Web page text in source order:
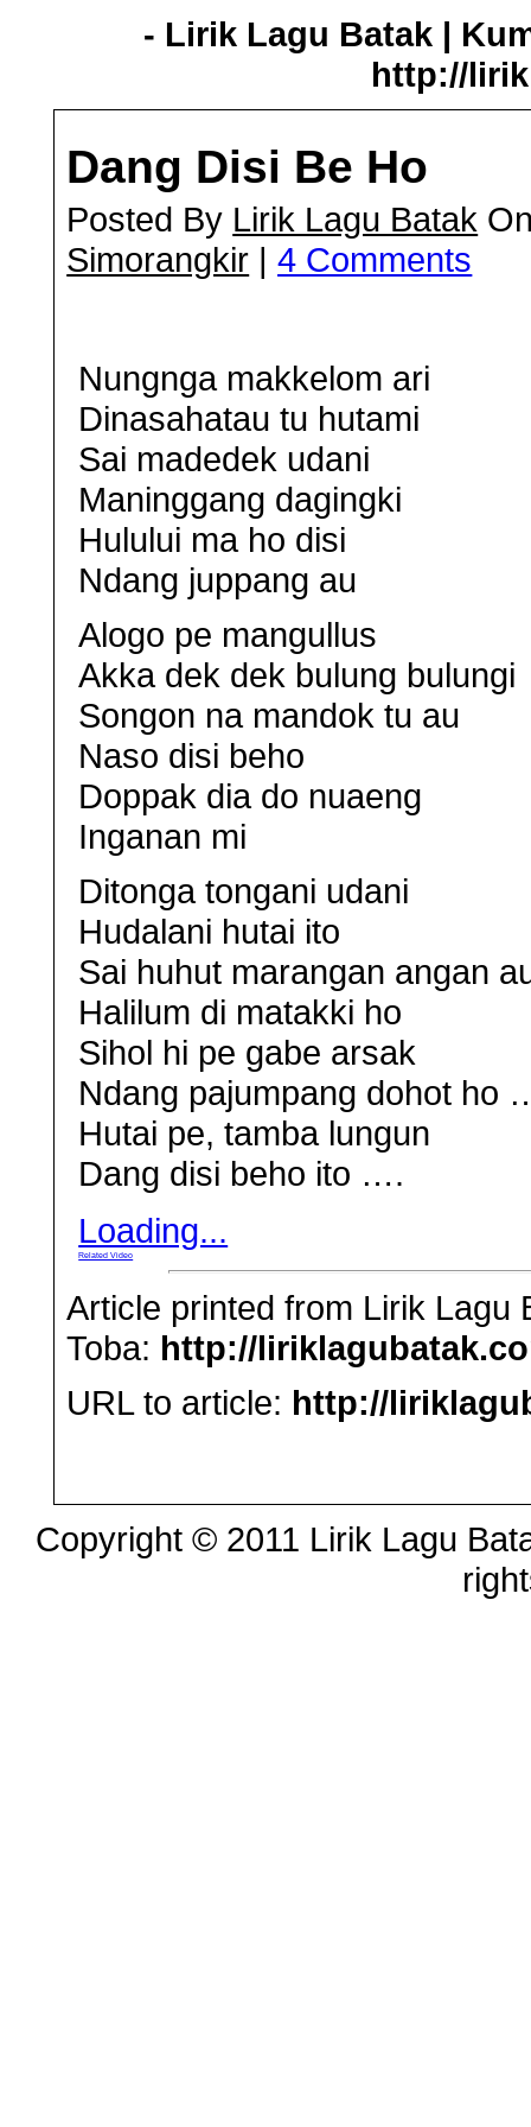
- Lirik Lagu Batak |
http://
Dang Disi Be Ho
Posted By Lirik Lagu Batak
Simorangkir |4 Comments
Nungnga makkelom ari
Dinasahatau tu hutami
Sai madedek udani
Maninggang dagingki
Hulului ma ho disi
Ndang juppang au
Alogo pe mangullus
Akka dek dek bulung bulungi
Songon na mandok tu au
Naso disi beho
Doppak dia do nuaeng
Inganan mi
Ditonga tongani udani
Hudalani hutai ito
Sai huhut marangan angan
Halilum di matakki ho
Sihol hi pe gabe arsak
Ndang pajumpang dohot ho
Hutai pe, tamba lungun
Dang disi beho ito ….
Loading...
Related Video
Article printed from Lirik Lagu
Toba: http://
URL to article: http://
Copyright © 2011 Lirik Lagu